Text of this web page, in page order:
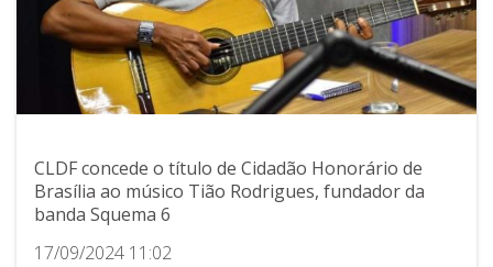
CLDF concede o título de Cidadão Honorário de
Brasília ao músico Tião Rodrigues, fundador da
banda Squema 6
17/09/2024 11:02